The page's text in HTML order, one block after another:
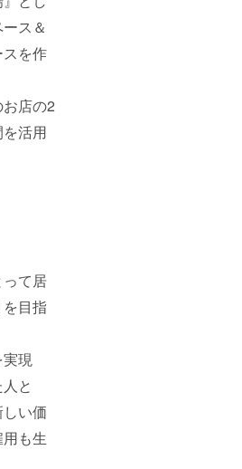
ス＆
を作
店の2
活用
て居
目指
現
と
い価
も生